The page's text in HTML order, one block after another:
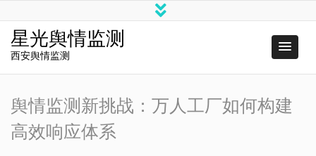
星光舆情监测
西安舆情监测
舆情监测新挑战：万人工厂如何构建
高效响应体系